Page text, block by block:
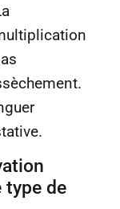
type de